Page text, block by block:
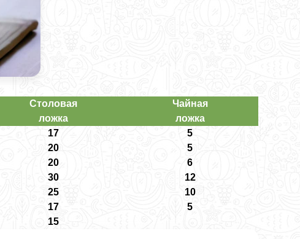
Столовая
ложка
Чайная
ложка
17
5
20
5
20
6
30
12
25
10
17
5
15